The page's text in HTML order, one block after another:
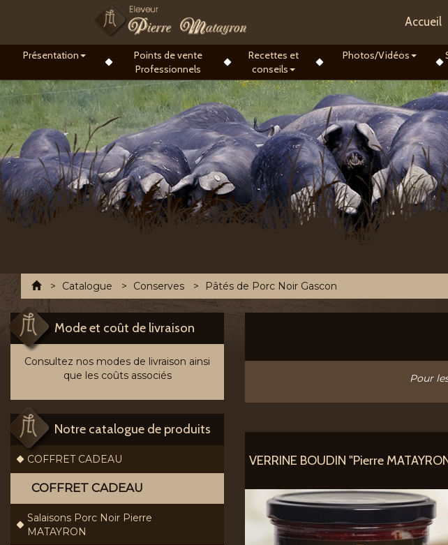
Accueil
Présentation
Points de vente
Professionnels
Recettes et
conseils
Photos/Vidéos
AccueilCatalogue Conserves Pâtés de Porc Noir Gascon
Pour
VERRINE BOUDIN "Pierre
Mode et coût de livraison
Consultez nos modes de livraison ainsi
que les coûts associés
Notre catalogue de produits
COFFRET CADEAU
COFFRET CADEAU
Salaisons Porc Noir Pierre
MATAYRON